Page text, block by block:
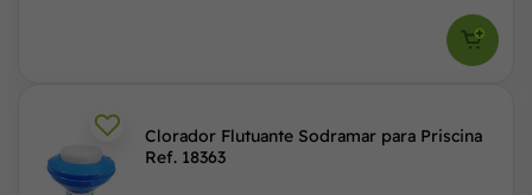
Clorador Flutuante Sodramar para Priscina
Ref. 18363